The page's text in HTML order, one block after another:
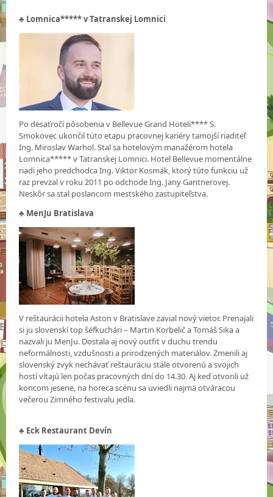
♣ Lomnica***** v Tatranskej Lomnici
Po desaťročí pôsobenia v Bellevue Grand Hoteli**** S.
Smokovec ukončil túto etapu pracovnej kariéry tamojší riaditeľ
Ing. Miroslav Warhol. Stal sa hotelovým manažérom hotela
Lomnica***** v Tatranskej Lomnici. Hotel Bellevue momentálne
riadi jeho predchodca Ing. Viktor Kosmák, ktorý túto funkciu už
raz prevzal v roku 2011 po odchode Ing. Jany Gantnerovej.
Neskôr sa stal poslancom mestského zastupiteľstva.
♣ MenJu Bratislava
V reštaurácii hotela Aston v Bratislave zavial nový vietor. Prenajali
si ju slovenskí top šéfkuchári – Martin Korbelič a Tomáš Sika a
nazvali ju MenJu. Dostala aj nový outfit v duchu trendu
neformálnosti, vzdušnosti a prirodzených materiálov. Zmenili aj
slovenský zvyk nechávať reštauráciu stále otvorenú a svojich
hostí vítajú len počas pracovných dní do 14.30. Aj keď otvorili už
koncom jesene, na horeca scénu sa uviedli najmä otváracou
večerou Zimného festivalu jedla.
♣ Eck Restaurant Devín